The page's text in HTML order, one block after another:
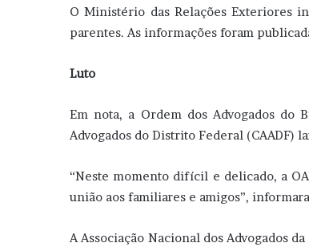
O Ministério das Relações Exteriores
parentes. As informações foram
Luto
Em nota, a Ordem dos Advogados do
Advogados do Distrito Federal (CAADF)
“Neste momento difícil e delicado, a
união aos familiares e amigos”,
A Associação Nacional dos Advogados